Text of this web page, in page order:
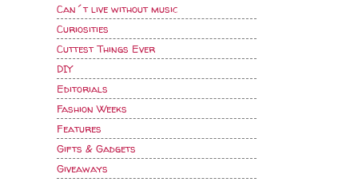
Can´t live without music
Curiosities
Cuttest Things Ever
DIY
Editorials
Fashion Weeks
Features
Gifts & Gadgets
Giveaways